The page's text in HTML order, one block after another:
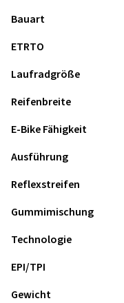
Bauart
ETRTO
Laufradgröße
Reifenbreite
E-Bike Fähigkeit
Ausführung
Reflexstreifen
Gummimischung
Technologie
EPI/TPI
Gewicht